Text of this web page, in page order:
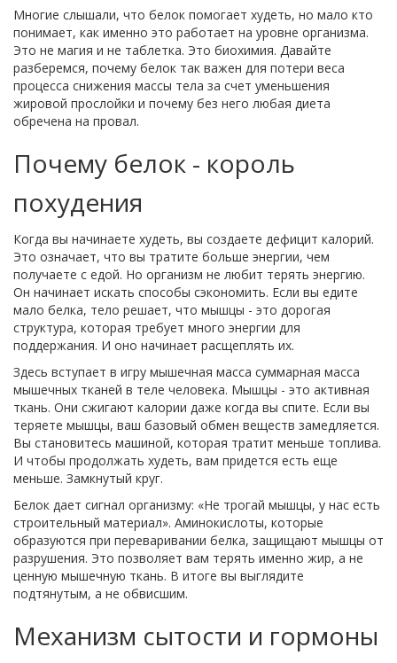
Многие слышали, что белок помогает худеть, но мало кто
понимает, как именно это работает на уровне организма.
Это не магия и не таблетка. Это биохимия. Давайте
разберемся, почему белок так важен для потери веса
процесса снижения массы тела за счет уменьшения
жировой прослойки и почему без него любая диета
обречена на провал.
Почему белок - король
похудения
Когда вы начинаете худеть, вы создаете дефицит калорий.
Это означает, что вы тратите больше энергии, чем
получаете с едой. Но организм не любит терять энергию.
Он начинает искать способы сэкономить. Если вы едите
мало белка, тело решает, что мышцы - это дорогая
структура, которая требует много энергии для
поддержания. И оно начинает расщеплять их.
Здесь вступает в игру мышечная масса суммарная масса
мышечных тканей в теле человека. Мышцы - это активная
ткань. Они сжигают калории даже когда вы спите. Если вы
теряете мышцы, ваш базовый обмен веществ замедляется.
Вы становитесь машиной, которая тратит меньше топлива.
И чтобы продолжать худеть, вам придется есть еще
меньше. Замкнутый круг.
Белок дает сигнал организму: «Не трогай мышцы, у нас есть
строительный материал». Аминокислоты, которые
образуются при переваривании белка, защищают мышцы от
разрушения. Это позволяет вам терять именно жир, а не
ценную мышечную ткань. В итоге вы выглядите
подтянутым, а не обвисшим.
Механизм сытости и гормоны